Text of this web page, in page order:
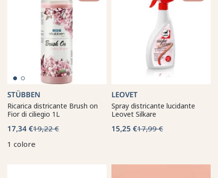
STÜBBEN
Ricarica districante Brush on
Fior di ciliegio 1L
17,34 €19,22 €
1 colore
LEOVET
Spray districante lucidante
Leovet Silkare
15,25 €17,99 €